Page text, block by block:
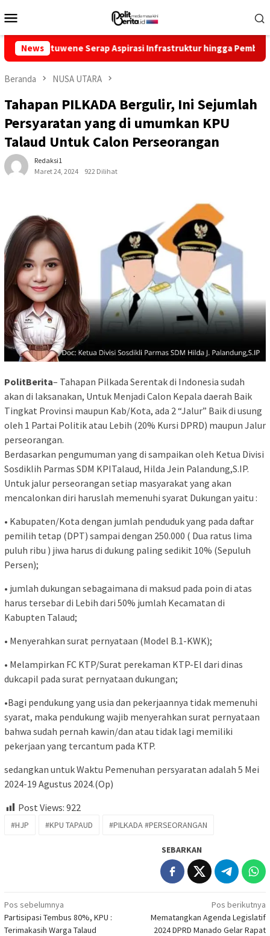
ke
Mobile
NewsSerap Aspirasi Infrastruktur hingga Pemberdayaan
Beranda NUSA UTARA
Tahapan PILKADA Bergulir, Ini Sejumlah
Persyaratan yang di umumkan KPU
Talaud Untuk Calon Perseorangan
Redaksi1
Maret 24, 2024
922 Dilihat
PolitBerita– Tahapan Pilkada Serentak di Indonesia sudah
akan di laksanakan, Untuk Menjadi Calon Kepala daerah Baik
Tingkat Provinsi maupun Kab/Kota, ada 2 “Jalur” Baik di usung
oleh 1 Partai Politik atau Lebih (20% Kursi DPRD) maupun Jalur
perseorangan.
Berdasarkan pengumuman yang di sampaikan oleh Ketua Divisi
Sosdiklih Parmas SDM KPITalaud, Hilda Jein Palandung,S.IP.
Untuk jalur perseorangan setiap masyarakat yang akan
mencalonkan diri haruslah memenuhi syarat Dukungan yaitu :
• Kabupaten/Kota dengan jumlah penduduk yang pada daftar
pemilih tetap (DPT) sampai dengan 250.000 ( Dua ratus lima
puluh ribu ) jiwa harus di dukung paling sedikit 10% (Sepuluh
Persen);
• jumlah dukungan sebagaimana di maksud pada poin di atas
harus tersebar di Lebih dari 50% jumlah Kecamatan di
Kabupten Talaud;
• Menyerahkan surat pernyataan (Model B.1-KWK);
• Melampirkan FC KTP/Surat perekaman KTP-El dari dinas
dukcapil pada surat pernyataan dukungan;
•Bagi pendukung yang usia dan pekerjaannya tidak memenuhi
syarat, maka pendukung wajib menyerahkan surat pernyataan
bahwa sudah pernah kawin/dan atau tidak lagi memiliki
pekerjaan yang tercantum pada KTP.
sedangkan untuk Waktu Pemenuhan persyaratan adalah 5 Mei
2024-19 Agustus 2024.(Op)
Post Views: 922
#HJP #KPU TAPAUD #PILKADA #PERSEORANGAN
SEBARKAN
Navigasi
pos
Pos sebelumnya
Partisipasi Tembus 80%, KPU :
Terimakasih Warga Talaud
Pos berikutnya
Mematangkan Agenda Legislatif
2024 DPRD Manado Gelar Rapat